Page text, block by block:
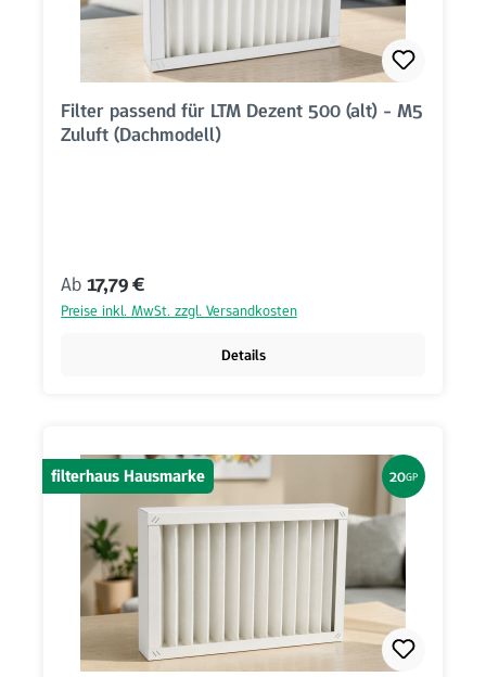
Filter passend für LTM Dezent 500 (alt) - M5
Zuluft (Dachmodell)
Regulärer Preis:
Ab 17,79 €
Preise inkl. MwSt. zzgl. Versandkosten
Details
filterhaus Hausmarke 20GP